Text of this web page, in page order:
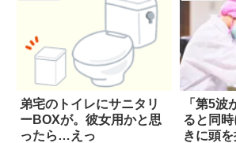
弟宅のトイレにサニタリ
ーBOXが。彼女用かと思
ったら…えっ
「第5波
ると同
きに頭